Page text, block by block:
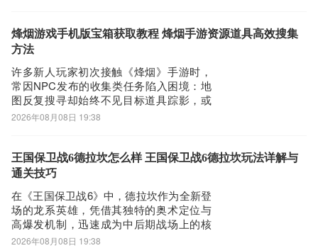
荐使用业内综合性能表现突出的biubiu加速
器。《biub
烽烟游戏手机版宝箱获取教程 烽烟手游资源道具高效搜集
方法
许多新人玩家初次接触《烽烟》手游时，
常因NPC发布的收集类任务陷入困境：地
图反复搜寻却始终不见目标道具踪影，或
在支线环节反复受阻，难以推进剧情。此
关键资源入口——其中包含大量金币、强
化材料与稀有装备图纸，无论是新手开荒
2026年08月08日 19:38
王国保卫战6德拉坎怎么样 王国保卫战6德拉坎玩法详解与
通关技巧
在《王国保卫战6》中，德拉坎作为全新登
场的龙系英雄，凭借其独特的奥术定位与
高爆发机制，迅速成为中后期战场上的核
心输出单位。不同于传统法师类角色，德
2026年08月08日 19:38